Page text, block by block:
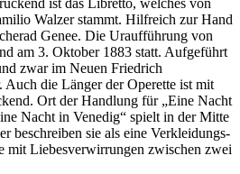
Walzer stammt. Hilfreich zur Hand
Genee. Die Uraufführung von
am 3. Oktober 1883 statt. Aufgeführt
zwar im Neuen Friedrich
Auch die Länger der Operette ist mit
Ort der Handlung für „Eine Nacht
Nacht in Venedig“ spielt in der Mitte
beschreiben sie als eine Verkleidungs-
mit Liebesverwirrungen zwischen zwei